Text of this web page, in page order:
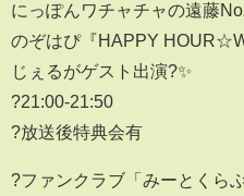
にっぽんワチャチャの遠藤
のぞはぴ『HAPPY
じぇるがゲスト出演?✨
?21:00-21:50
?放送後特典会有
?ファンクラブ「みーとくら